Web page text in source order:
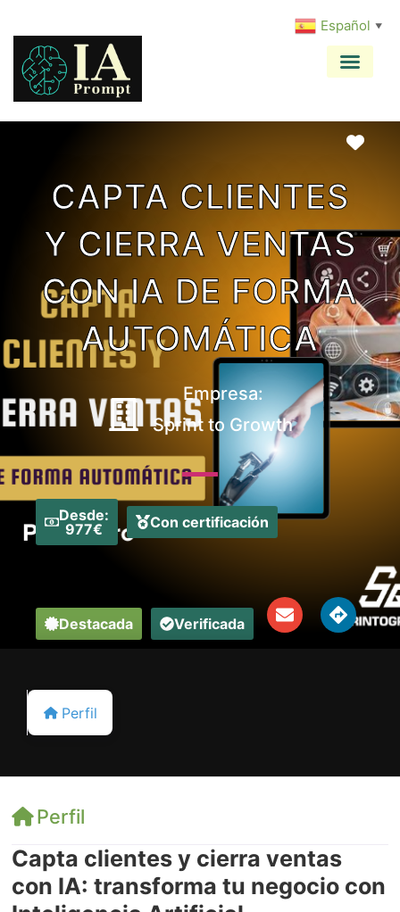
CAPTA CLIENTES
Y CIERRA VENTAS
CON IA DE FORMA
AUTOMÁTICA
Empresa:
Sprint to Growth
Desde:
977€
Con certificación
Destacada Verificada
Perfil
Perfil
Capta clientes y cierra ventas
con IA: transforma tu negocio con
Español ▼